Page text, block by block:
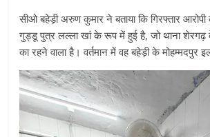
सीओ बहेड़ी अरुण कुमार ने बताया कि गिरफ्तार
गुड्डू पुत्र लल्ला खां के रूप में हुई है, जो थाना
का रहने वाला है। वर्तमान में वह बहेड़ी के मोहम्मदपुर